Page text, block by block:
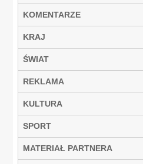
KOMENTARZE
KRAJ
ŚWIAT
REKLAMA
KULTURA
SPORT
MATERIAŁ PARTNERA